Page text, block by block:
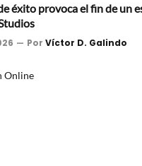
éxito provoca el fin de un
Por Víctor D. Galindo